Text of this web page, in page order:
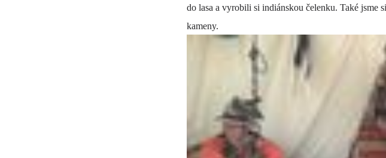
do lasa a vyrobili si indiánskou čelenku. Také jsme
kameny.